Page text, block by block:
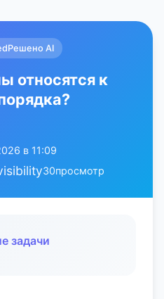
Решено AI
относятся к
в 11:09
30просмотр
задачи